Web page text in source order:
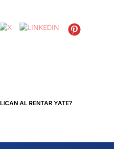
AL RENTAR YATE?